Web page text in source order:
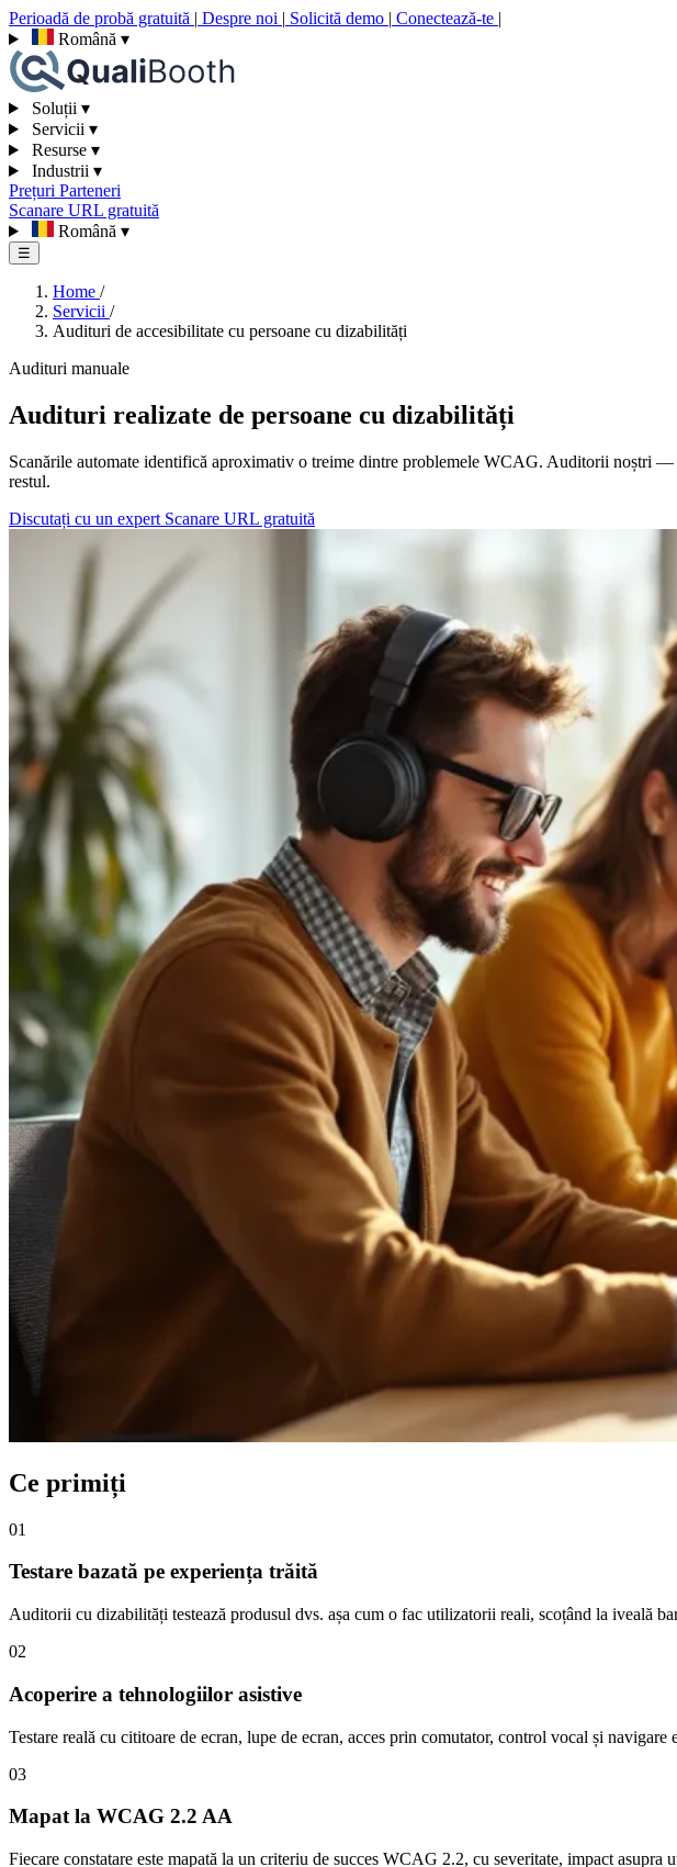
Perioadă de probă gratuită | Despre noi | Solicită demo | Conectează-te |
Română ▾
Soluții ▾
Servicii ▾
Resurse ▾
Industrii ▾
Prețuri Parteneri
Scanare URL gratuită
Română ▾
☰
Home /
Servicii /
Audituri de accesibilitate cu persoane cu dizabilități
Audituri manuale
Audituri realizate de persoane cu dizabilități
Scanările automate identifică aproximativ o treime dintre problemele WCAG. Auditorii noștri
restul.
Discutați cu un expert Scanare URL gratuită
Ce primiți
01
Testare bazată pe experiența trăită
Auditorii cu dizabilități testează produsul dvs. așa cum o fac utilizatorii reali, scoțând la iveală
02
Acoperire a tehnologiilor asistive
Testare reală cu cititoare de ecran, lupe de ecran, acces prin comutator, control vocal și
03
Mapat la WCAG 2.2 AA
Fiecare constatare este mapată la un criteriu de succes WCAG 2.2, cu severitate, impact